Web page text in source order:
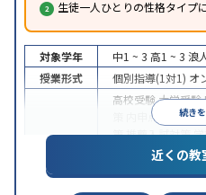
生徒一人ひとりの性格タイプ
続き
対象学年 中1 ~ 3 高1 ~ 3 浪
授業形式
個別指導(1対1) オ
高校受験大学受験
内申点対策学習
策推薦入試対策
共通テスト対
近くの教